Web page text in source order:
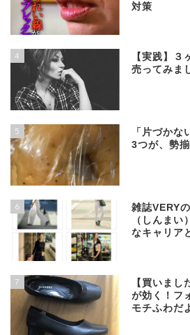
対策
4
【実践】３
売ってみま
5
「片づかな
3つが、勢揃
6
雑誌VERY
（しんまい
なキャリア
7
【買いまし
が効く！フ
モチふわだ